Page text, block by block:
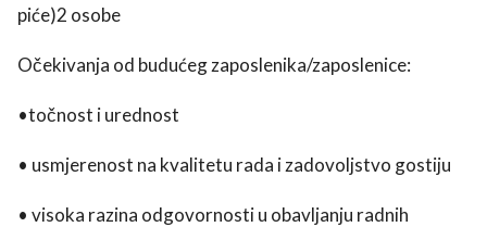
piće)2 osobe
Očekivanja od budućeg zaposlenika/zaposlenice:
•točnost i urednost
• usmjerenost na kvalitetu rada i zadovoljstvo gostiju
• visoka razina odgovornosti u obavljanju radnih